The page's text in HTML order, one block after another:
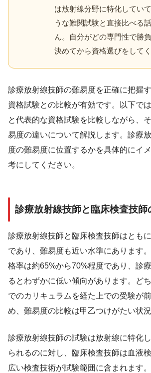
は放射線分野に特化してい
うな難関試験と直接比べる
ん。自分がどの専門性で勝
決めてから資格選びをしてく
診療放射線技師の難易度を正確に把握
資格試験との比較が有効です。以下で
と代表的な資格試験を比較しながら、
易度の違いについて解説します。診療
度の難易度に位置するかを具体的にイ
考にしてください。
診療放射線技師と臨床検査技師
診療放射線技師と臨床検査技師はとも
であり、難易度も近い水準にあります
格率は約65%から70%程度であり、診
るとわずかに低い傾向があります。ど
でのカリキュラムを経た上での受験が
め、難易度の比較は甲乙つけがたい状況
診療放射線技師の試験は放射線に特化
られるのに対し、臨床検査技師は血液
広い検査技術が試験範囲に含まれます